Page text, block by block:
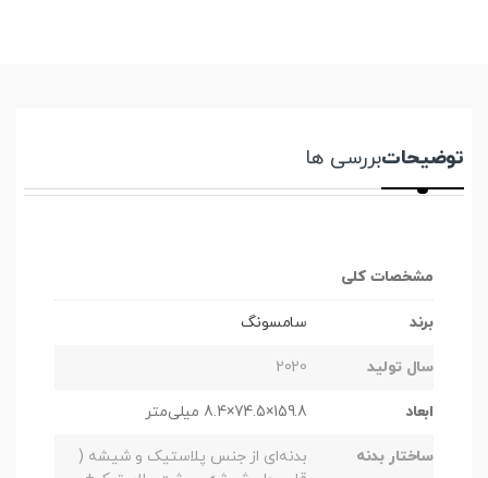
توضیحاتبررسی ها
مشخصات کلی
برند سامسونگ
سال تولید 2020
ابعاد 159.8×74.5×8.4 میلی‌متر
ساختار بدنه
بدنه‌ای از جنس پلاستیک و شیشه (